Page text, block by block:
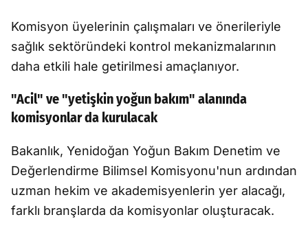
Komisyon üyelerinin çalışmaları ve önerileriyle
sağlık sektöründeki kontrol mekanizmalarının
daha etkili hale getirilmesi amaçlanıyor.
"Acil" ve "yetişkin yoğun bakım" alanında
komisyonlar da kurulacak
Bakanlık, Yenidoğan Yoğun Bakım Denetim ve
Değerlendirme Bilimsel Komisyonu'nun ardından
uzman hekim ve akademisyenlerin yer alacağı,
farklı branşlarda da komisyonlar oluşturacak.